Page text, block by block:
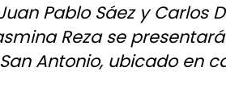
Pablo Sáez y Carlos
Reza se
Antonio, ubicado en